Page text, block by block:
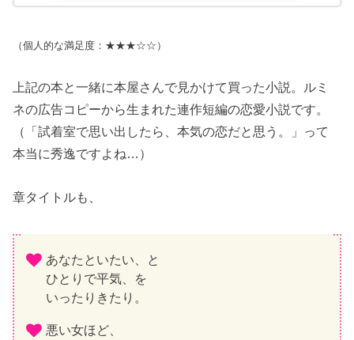
（個人的な満足度：★★★☆☆）
上記の本と一緒に本屋さんで見かけて買った小説。ルミ
ネの広告コピーから生まれた連作短編の恋愛小説です。
（「試着室で思い出したら、本気の恋だと思う。」って
本当に秀逸ですよね…）
章タイトルも、
あなたといたい、と
ひとりで平気、を
いったりきたり。
悪い女ほど、